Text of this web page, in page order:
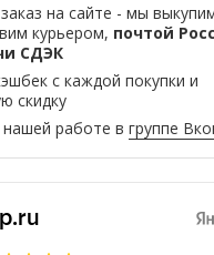
на сайте - мы
курьером, почтой
СДЭК
с каждой покупки и
скидку
работе вгруппе